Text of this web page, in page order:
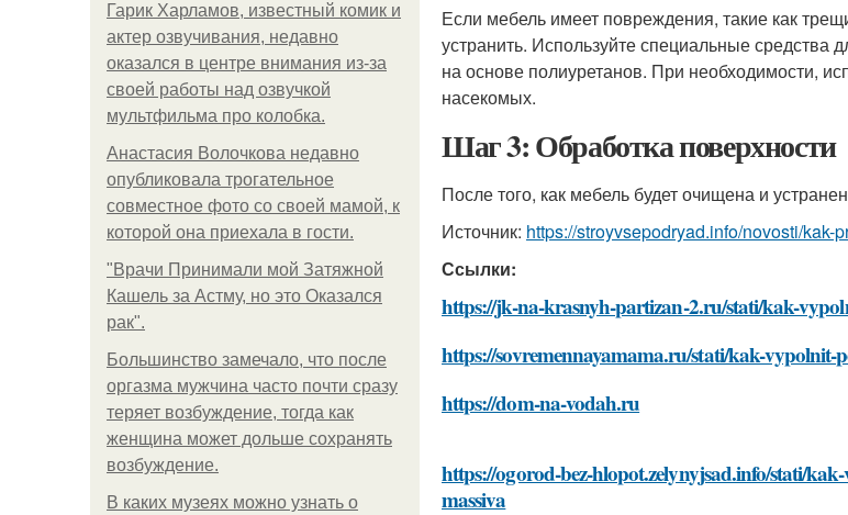
Гарик Харламов, известный комик и
актер озвучивания, недавно
оказался в центре внимания из-за
своей работы над озвучкой
мультфильма про колобка.
Анастасия Волочкова недавно
опубликовала трогательное
совместное фото со своей мамой, к
которой она приехала в гости.
"Врачи Принимали мой Затяжной
Кашель за Астму, но это Оказался
рак".
Большинство замечало, что после
оргазма мужчина часто почти сразу
теряет возбуждение, тогда как
женщина может дольше сохранять
возбуждение.
В каких музеях можно узнать о
Если мебель имеет повреждения, такие как
устранить. Используйте специальные средства
на основе полиуретанов. При необходимости,
насекомых.
Шаг 3: Обработка поверхности
После того, как мебель будет очищена и
Источник: https://stroyvsepodryad.info/novosti/
Ссылки:
https://jk-na-krasnyh-partizan-2.ru/stati/kak-
https://sovremennayamama.ru/stati/kak-vypolnit-
https://dom-na-vodah.ru
https://ogorod-bez-hlopot.zelynyjsad.info/stati/
massiva